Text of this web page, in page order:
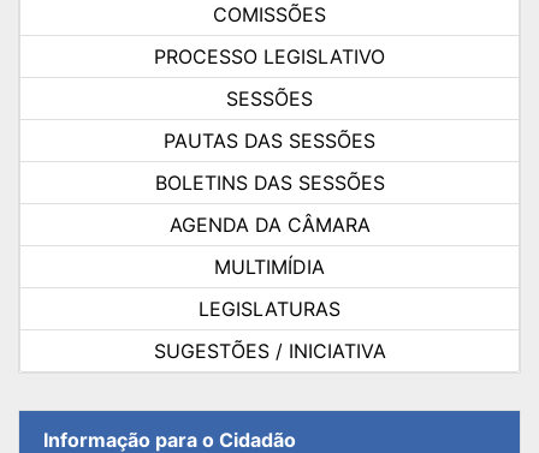
COMISSÕES
PROCESSO LEGISLATIVO
SESSÕES
PAUTAS DAS SESSÕES
BOLETINS DAS SESSÕES
AGENDA DA CÂMARA
MULTIMÍDIA
LEGISLATURAS
SUGESTÕES / INICIATIVA
Informação para o Cidadão